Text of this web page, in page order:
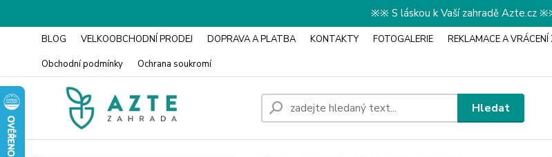
※※ S láskou k Vaší zahradě Azte.cz
BLOG VELKOOBCHODNÍ PRODEJ DOPRAVA A PLATBA KONTAKTY FOTOGALERIE
REKLAMACE A VRÁCENÍ
Obchodní podmínky
Ochrana soukromí
Hledat